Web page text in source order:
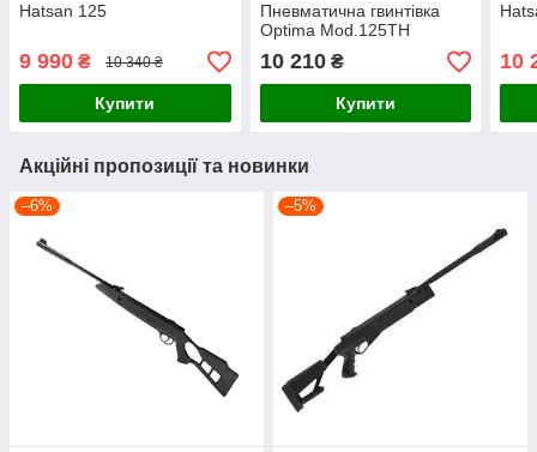
Hatsan 125
9 990 ₴ 10 340 ₴
Купити
Пневматична гвинтівка
Optima Mod.125TH
10 210₴
Купити
10
Акційні пропозиції та новинки
–6% –5%